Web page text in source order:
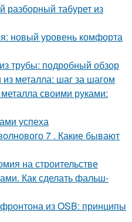
разборный табурет из
новый уровень комфорта
трубы: подробный обзор
металла: шаг за шагом
своими руками:
успеха
7 . Какие бывают
на строительстве
Как сделать фальш-
из OSB: принципы